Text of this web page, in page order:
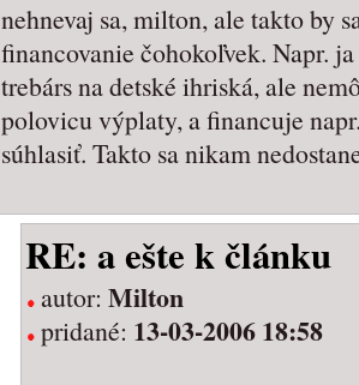
nehnevaj sa, milton, ale takto by
financovanie čohokoľvek. Napr.
trebárs na detské ihriská, ale
polovicu výplaty, a financuje
súhlasiť. Takto sa nikam
RE: a ešte k článku
autor: Milton
pridané: 13-03-2006 18:58